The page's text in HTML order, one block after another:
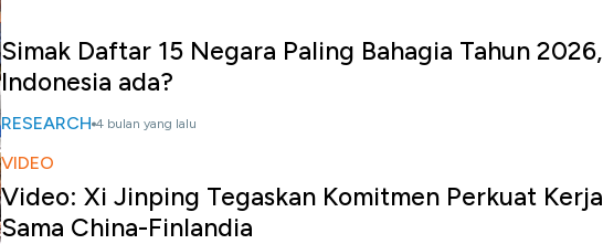
Simak Daftar 15 Negara Paling Bahagia Tahun 2026,
Indonesia ada?
RESEARCH 4 bulan yang lalu
VIDEO
Video: Xi Jinping Tegaskan Komitmen Perkuat Kerja
Sama China-Finlandia